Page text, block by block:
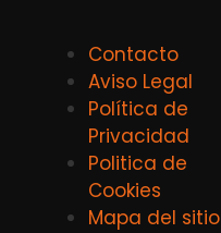
Contacto
Aviso Legal
Política de
Privacidad
Politica de
Cookies
Mapa del sitio